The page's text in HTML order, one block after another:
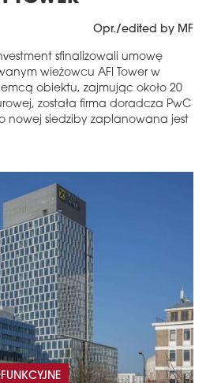
Opr./edited by MF
sfinalizowali umowę
wieżowcu AFI Tower w
obiektu, zajmując około 20
została firma doradcza PwC
nowej siedziby zaplanowana jest